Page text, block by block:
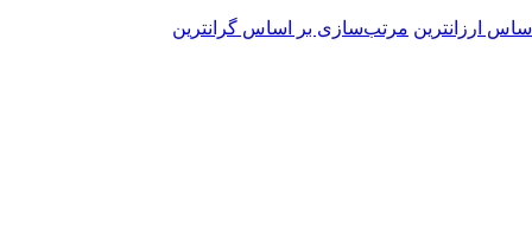
ارزانترین مرتب‌سازی بر اساس گرانترین